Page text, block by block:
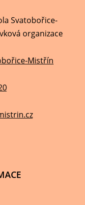
Svatobořice-
organizace
Mistřín